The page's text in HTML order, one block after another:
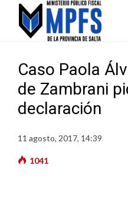
Caso Paola
de Zambrani
declaración
11 agosto, 2017, 14:39
1041